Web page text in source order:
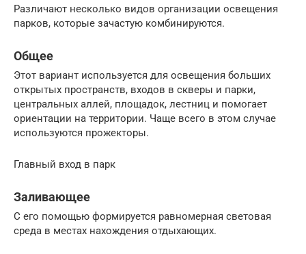
Различают несколько видов организации освещения
парков, которые зачастую комбинируются.
Общее
Этот вариант используется для освещения больших
открытых пространств, входов в скверы и парки,
центральных аллей, площадок, лестниц и помогает
ориентации на территории. Чаще всего в этом случае
используются прожекторы.
Главный вход в парк
Заливающее
С его помощью формируется равномерная световая
среда в местах нахождения отдыхающих.